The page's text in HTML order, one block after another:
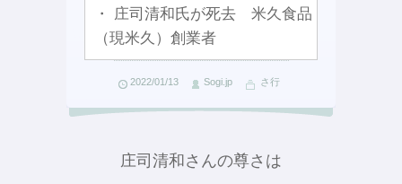
・ 庄司清和氏が死去 米久食品
（現米久）創業者
2022/01/13 Sogi.jp さ行
庄司清和さんの尊さは